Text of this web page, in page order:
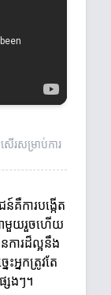
រ​សម្រាប់ការ
គឺការបង្កើត
ាមួយរួចហើយ
ការដ៏ល្អនឹង
ះអ្នកត្រូវតែ
េងៗ។